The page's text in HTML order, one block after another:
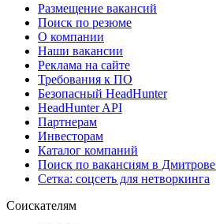
Размещение вакансий
Поиск по резюме
О компании
Наши вакансии
Реклама на сайте
Требования к ПО
Безопасный HeadHunter
HeadHunter API
Партнерам
Инвесторам
Каталог компаний
Поиск по вакансиям в
Сетка: соцсеть для нетворкинга
Соискателям